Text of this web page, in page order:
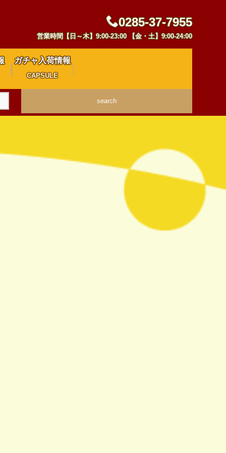
0285-37-7955
営業時間【日～木】9:00-23:00 【金・土】9:00-24:00
ガチャ入荷情報
CAPSULE
search